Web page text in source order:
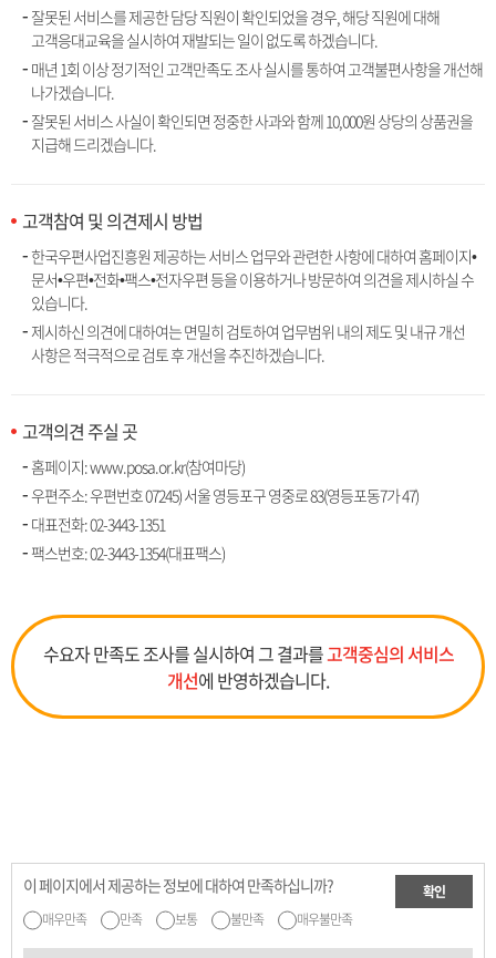
잘못된 서비스를 제공한 담당 직원이 확인되었을 경우, 해당 직원에 대해
고객응대교육을 실시하여 재발되는 일이 없도록 하겠습니다.
매년 1회 이상 정기적인 고객만족도 조사 실시를 통하여 고객불편사항을 개선해
나가겠습니다.
잘못된 서비스 사실이 확인되면 정중한 사과와 함께 10,000원 상당의 상품권을
지급해 드리겠습니다.
고객참여 및 의견제시 방법
한국우편사업진흥원 제공하는 서비스 업무와 관련한 사항에 대하여 홈페이지•
문서•우편•전화•팩스•전자우편 등을 이용하거나 방문하여 의견을 제시하실 수
있습니다.
제시하신 의견에 대하여는 면밀히 검토하여 업무범위 내의 제도 및 내규 개선
사항은 적극적으로 검토 후 개선을 추진하겠습니다.
고객의견 주실 곳
홈페이지: www.posa.or.kr(참여마당)
우편주소: 우편번호 07245) 서울 영등포구 영중로 83(영등포동7가 47)
대표전화:02-3443-1351
팩스번호: 02-3443-1354(대표팩스)
수요자 만족도 조사를 실시하여 그 결과를고객중심의 서비스
개선에 반영하겠습니다.
이 페이지에서 제공하는 정보에 대하여 만족하십니까?
매우만족 만족 보통 불만족 매우불만족
확인